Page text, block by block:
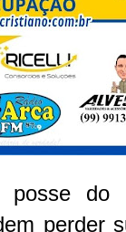
do
perder